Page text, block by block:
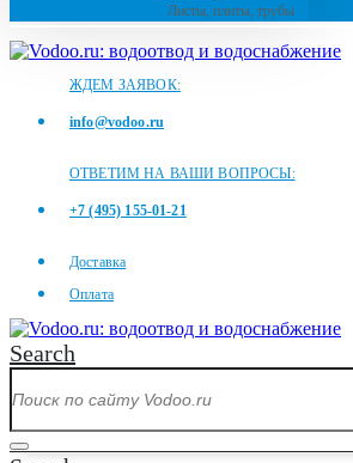
Листы, плиты, трубы
ЖДЕМ ЗАЯВОК:
info@vodoo.ru
ОТВЕТИМ НА ВАШИ ВОПРОСЫ:
+7 (495) 155-01-21
Доставка
Оплата
Search